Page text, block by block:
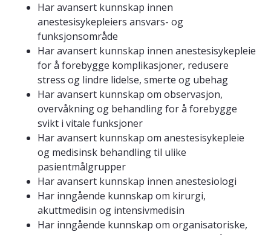
Har avansert kunnskap innen
anestesisykepleiers ansvars- og
funksjonsområde
Har avansert kunnskap innen anestesisykepleie
for å forebygge komplikasjoner, redusere
stress og lindre lidelse, smerte og ubehag
Har avansert kunnskap om observasjon,
overvåkning og behandling for å forebygge
svikt i vitale funksjoner
Har avansert kunnskap om anestesisykepleie
og medisinsk behandling til ulike
pasientmålgrupper
Har avansert kunnskap innen anestesiologi
Har inngående kunnskap om kirurgi,
akuttmedisin og intensivmedisin
Har inngående kunnskap om organisatoriske,